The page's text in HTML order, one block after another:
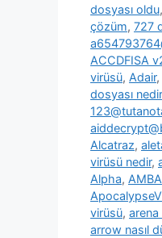
dosyası oldu,
çözüm, 727
ACCDFISA
virüsü, Adair,
dosyası nedir
Alcatraz,
virüsü nedir,
Alpha, AMBA
virüsü, arena
arrow nasıl